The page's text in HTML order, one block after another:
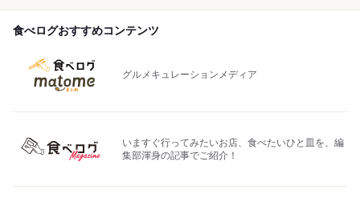
食べログおすすめコンテンツ
グルメキュレーションメディア
いますぐ行ってみたいお店、食べたいひと皿を、編
集部渾身の記事でご紹介！